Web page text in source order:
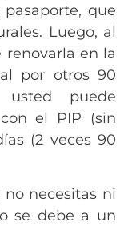
que
Luego, al
renovarla en la
por otros 90
puede
el PIP (sin
(2 veces 90
no necesitas ni
se debe a un